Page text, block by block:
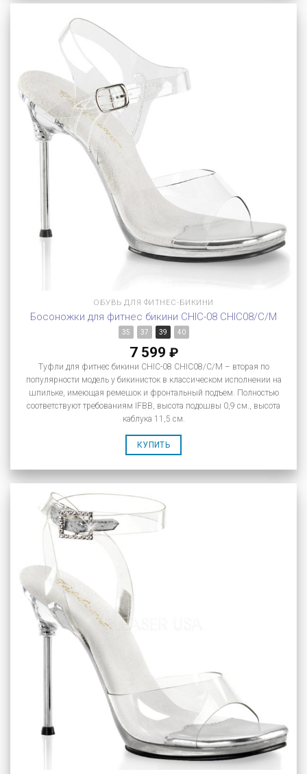
ОБУВЬ ДЛЯ ФИТНЕС-БИКИНИ
Босоножки для фитнес бикини CHIC-08 CHIC08/C/M
35 37 39 40
7 599 ₽
Туфли для фитнес бикини CHIC-08 CHIC08/C/M – вторая по
популярности модель у бикинисток в классическом исполнении на
шпильке, имеющая ремешок и фронтальный подъем. Полностью
соответствуют требованиям IFBB, высота подошвы 0,9 см., высота
каблука 11,5 см.
КУПИТЬ